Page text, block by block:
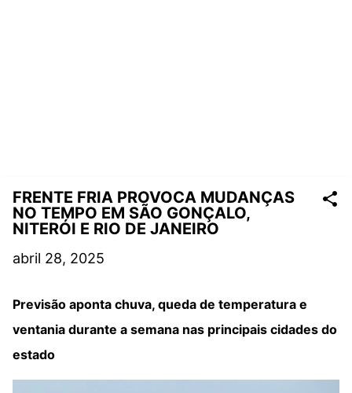
FRENTE FRIA PROVOCA MUDANÇAS
NO TEMPO EM SÃO GONÇALO,
NITERÓI E RIO DE JANEIRO
abril 28, 2025
Previsão aponta chuva, queda de temperatura e
ventania durante a semana nas principais cidades do
estado